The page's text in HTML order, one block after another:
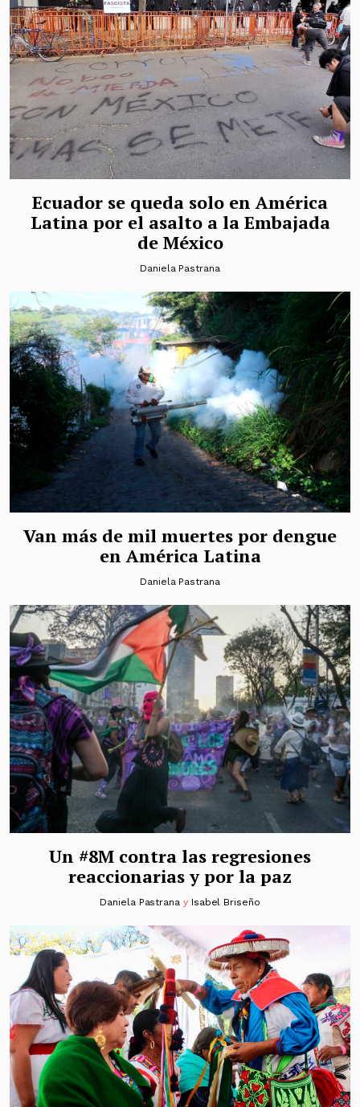
Ecuador se queda solo en América
Latina por el asalto a la Embajada
de México
Daniela Pastrana
Van más de mil muertes por dengue
en América Latina
Daniela Pastrana
Un #8M contra las regresiones
reaccionarias y por la paz
Daniela Pastrana y Isabel Briseño